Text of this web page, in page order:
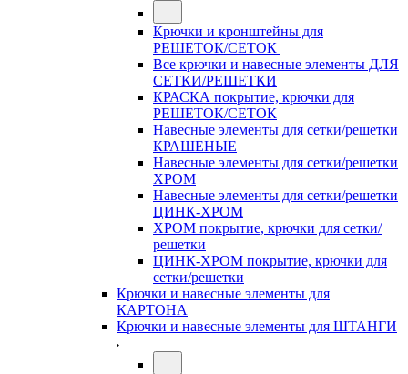
Крючки и кронштейны для
РЕШЕТОК/СЕТОК
Все крючки и навесные элементы ДЛЯ
СЕТКИ/РЕШЕТКИ
КРАСКА покрытие, крючки для
РЕШЕТОК/СЕТОК
Навесные элементы для сетки/решетки
КРАШЕНЫЕ
Навесные элементы для сетки/решетки
ХРОМ
Навесные элементы для сетки/решетки
ЦИНК-ХРОМ
ХРОМ покрытие, крючки для сетки/
решетки
ЦИНК-ХРОМ покрытие, крючки для
сетки/решетки
Крючки и навесные элементы для
КАРТОНА
Крючки и навесные элементы для ШТАНГИ